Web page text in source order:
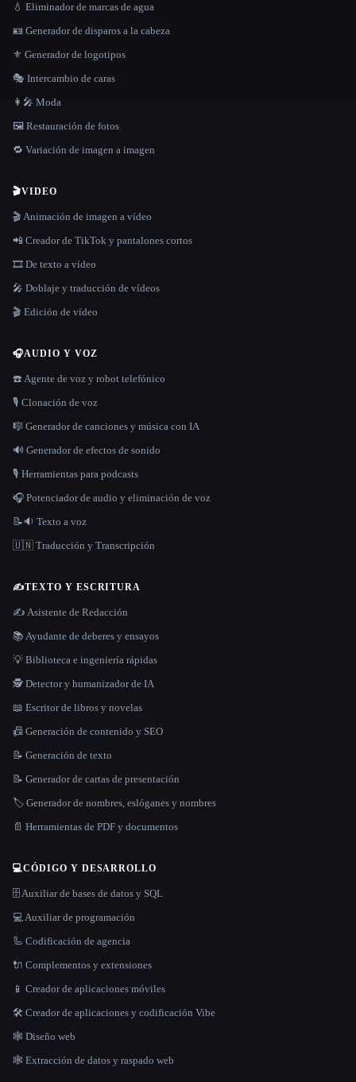
💧 Eliminador de marcas de agua
🪪 Generador de disparos a la cabeza
⚜️ Generador de logotipos
🎭 Intercambio de caras
👩‍🎤 Moda
🖼️ Restauración de fotos
🔁 Variación de imagen a imagen
🎬VIDEO
🎬 Animación de imagen a vídeo
📲 Creador de TikTok y pantalones cortos
🎞️ De texto a vídeo
🎤 Doblaje y traducción de vídeos
🎬 Edición de vídeo
🎧AUDIO Y VOZ
☎️ Agente de voz y robot telefónico
🎙️ Clonación de voz
🎼 Generador de canciones y música con IA
🔊 Generador de efectos de sonido
🎙️ Herramientas para podcasts
🎧 Potenciador de audio y eliminación de voz
📝🔉 Texto a voz
🇺🇳 Traducción y Transcripción
✍️TEXTO Y ESCRITURA
✍️ Asistente de Redacción
📚 Ayudante de deberes y ensayos
💡 Biblioteca e ingeniería rápidas
🕵️ Detector y humanizador de IA
📖 Escritor de libros y novelas
📠 Generación de contenido y SEO
📝 Generación de texto
📝 Generador de cartas de presentación
🏷️ Generador de nombres, eslóganes y nombres
📄 Herramientas de PDF y documentos
💻CÓDIGO Y DESARROLLO
🗄️ Auxiliar de bases de datos y SQL
💻 Auxiliar de programación
🦾 Codificación de agencia
🔌 Complementos y extensiones
📱 Creador de aplicaciones móviles
🛠️ Creador de aplicaciones y codificación Vibe
🕸 Diseño web
🕸️ Extracción de datos y raspado web